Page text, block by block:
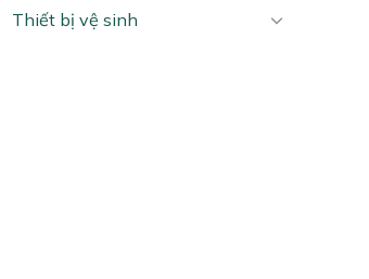
Thiết bị vệ sinh